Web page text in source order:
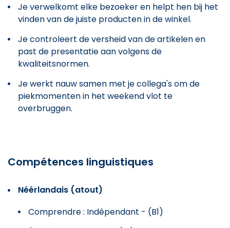
Je verwelkomt elke bezoeker en helpt hen bij het
vinden van de juiste producten in de winkel.
Je controleert de versheid van de artikelen en
past de presentatie aan volgens de
kwaliteitsnormen.
Je werkt nauw samen met je collega's om de
piekmomenten in het weekend vlot te
overbruggen.
Compétences linguistiques
Néérlandais (atout)
Comprendre : Indépendant - (B1)